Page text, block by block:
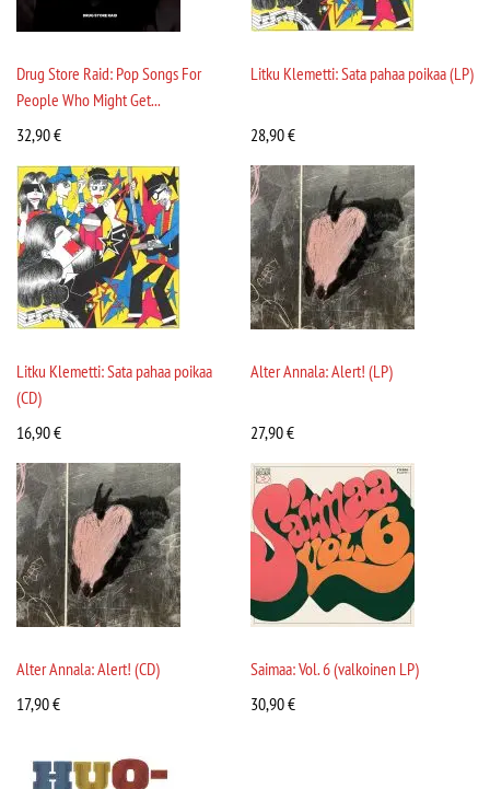
Drug Store Raid: Pop Songs For
People Who Might Get...
32,90€
Litku Klemetti: Sata pahaa poikaa (LP)
28,90€
Litku Klemetti: Sata pahaa poikaa
(CD)
16,90€
Alter Annala: Alert! (LP)
27,90€
Alter Annala: Alert! (CD)
17,90€
Saimaa: Vol. 6 (valkoinen LP)
30,90€